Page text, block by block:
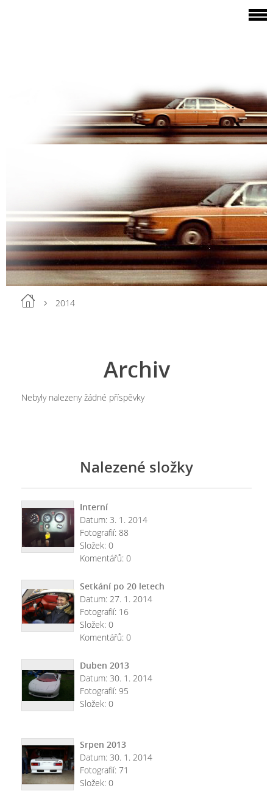
2014
Archiv
Nebyly nalezeny žádné příspěvky
Nalezené složky
Interní
Datum: 3. 1. 2014
Fotografií: 88
Složek: 0
Komentářů: 0
Setkání po 20 letech
Datum: 27. 1. 2014
Fotografií: 16
Složek: 0
Komentářů: 0
Duben 2013
Datum: 30. 1. 2014
Fotografií: 95
Složek: 0
Srpen 2013
Datum: 30. 1. 2014
Fotografií: 71
Složek: 0